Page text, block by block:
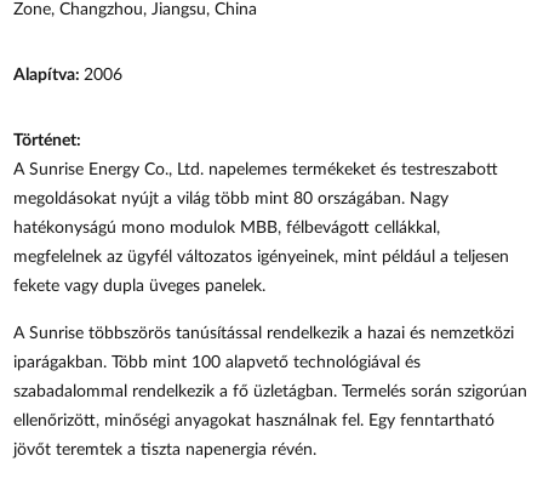
Zone, Changzhou, Jiangsu, China
Alapítva:2006
Történet:
A Sunrise Energy Co., Ltd. napelemes termékeket és testreszabott
megoldásokat nyújt a világ több mint 80 országában. Nagy
hatékonyságú mono modulok MBB, félbevágott cellákkal,
megfelelnek az ügyfél változatos igényeinek, mint például a teljesen
fekete vagy dupla üveges panelek.
A Sunrise többszörös tanúsítással rendelkezik a hazai és nemzetközi
iparágakban. Több mint 100 alapvető technológiával és
szabadalommal rendelkezik a fő üzletágban. Termelés során szigorúan
ellenőrizött, minőségi anyagokat használnak fel. Egy fenntartható
jövőt teremtek a tiszta napenergia révén.